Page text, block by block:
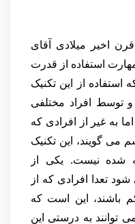
اخیر میلادی آقای
استفاده از قدرت
استفاده از این تکنیک
توسط افراد مختلفی
به غیر از افرادی که
می گویند، این تکنیک
شده نیست. یکی از
تعدا افرادی که از
باشند، این است که
توانند به درستی این